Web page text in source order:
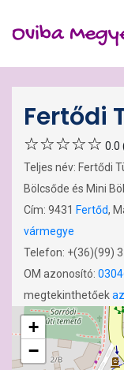
Oviba
Fertődi
0.0
Teljes név: Fertődi
Bölcsőde és Mini
Cím: 9431 Fertőd,
vármegye
Telefon: +(36)(99)
OM azonosító:
megtekinthetőek
+
−